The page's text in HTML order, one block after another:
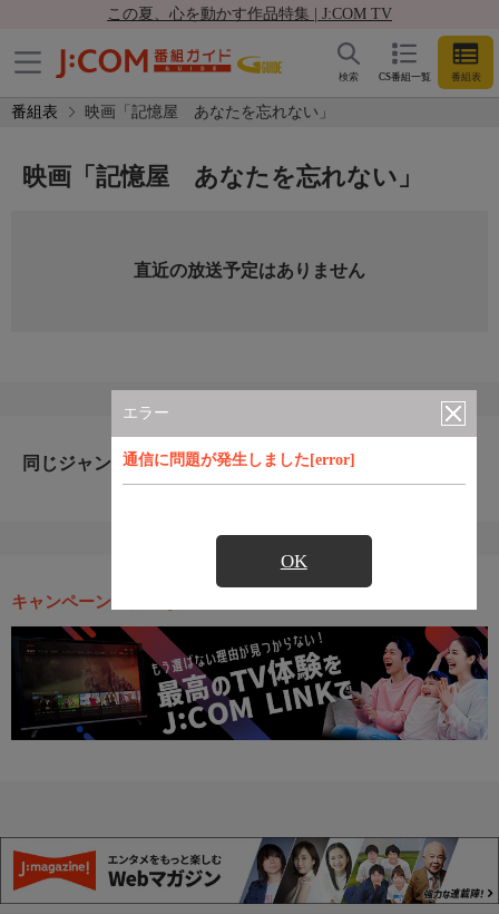
この夏、心を動かす作品特集 | J:COM TV
CS番組一覧 番組表
検索
番組表 映画「記憶屋 あなたを忘れない」
エラー
通信に問題が発生しました[error]
OK
映画「記憶屋 あなたを忘れない」
直近の放送予定はありません
同じジャンルのおすすめ番組
キャンペーン・お得な情報